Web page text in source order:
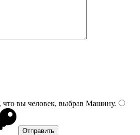
вы человек, выбрав Машину.